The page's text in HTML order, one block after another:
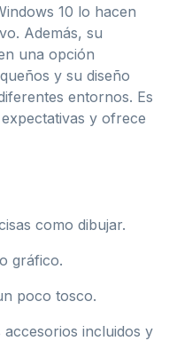
10 lo hacen
Además, su
una opción
y su diseño
entornos. Es
y ofrece
como dibujar.
gráfico.
poco tosco.
incluidos y